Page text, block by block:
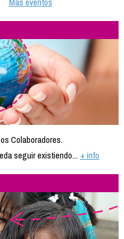
Colaboradores.
seguir existiendo... + info